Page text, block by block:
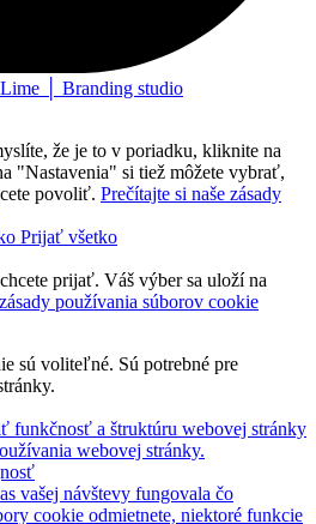
│ Branding studio
že je to v poriadku, kliknite na
"Nastavenia" si tiež môžete vybrať,
povoliť. Prečítajte si naše zásady
Prijať všetko
prijať. Váš výber sa uloží na
používania súborov cookie
sú voliteľné. Sú potrebné pre
funkčnosť a štruktúru webovej stránky
webovej stránky.
vašej návštevy fungovala čo
cookie odmietnete, niektoré funkcie